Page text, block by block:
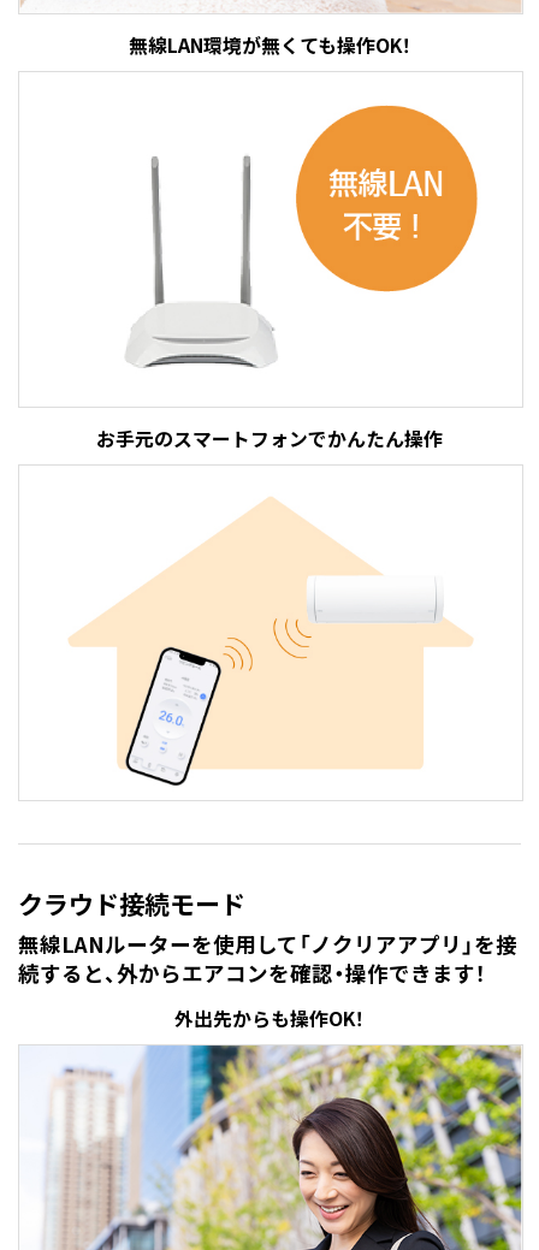
無線LAN環境が無くても操作OK！
お手元のスマートフォンでかんたん操作
クラウド接続モード
無線LANルーターを使用して「ノクリアアプリ」を接
続すると、外からエアコンを確認・操作できます！
外出先からも操作OK！